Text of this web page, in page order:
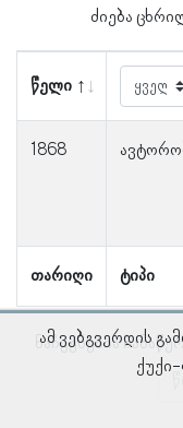
ძიება
წელი
თარიღი ტიპი
1868
ნაჩვენებია
ამ ვებგვერდის